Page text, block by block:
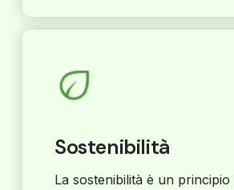
Sostenibilità
La sostenibilità è un